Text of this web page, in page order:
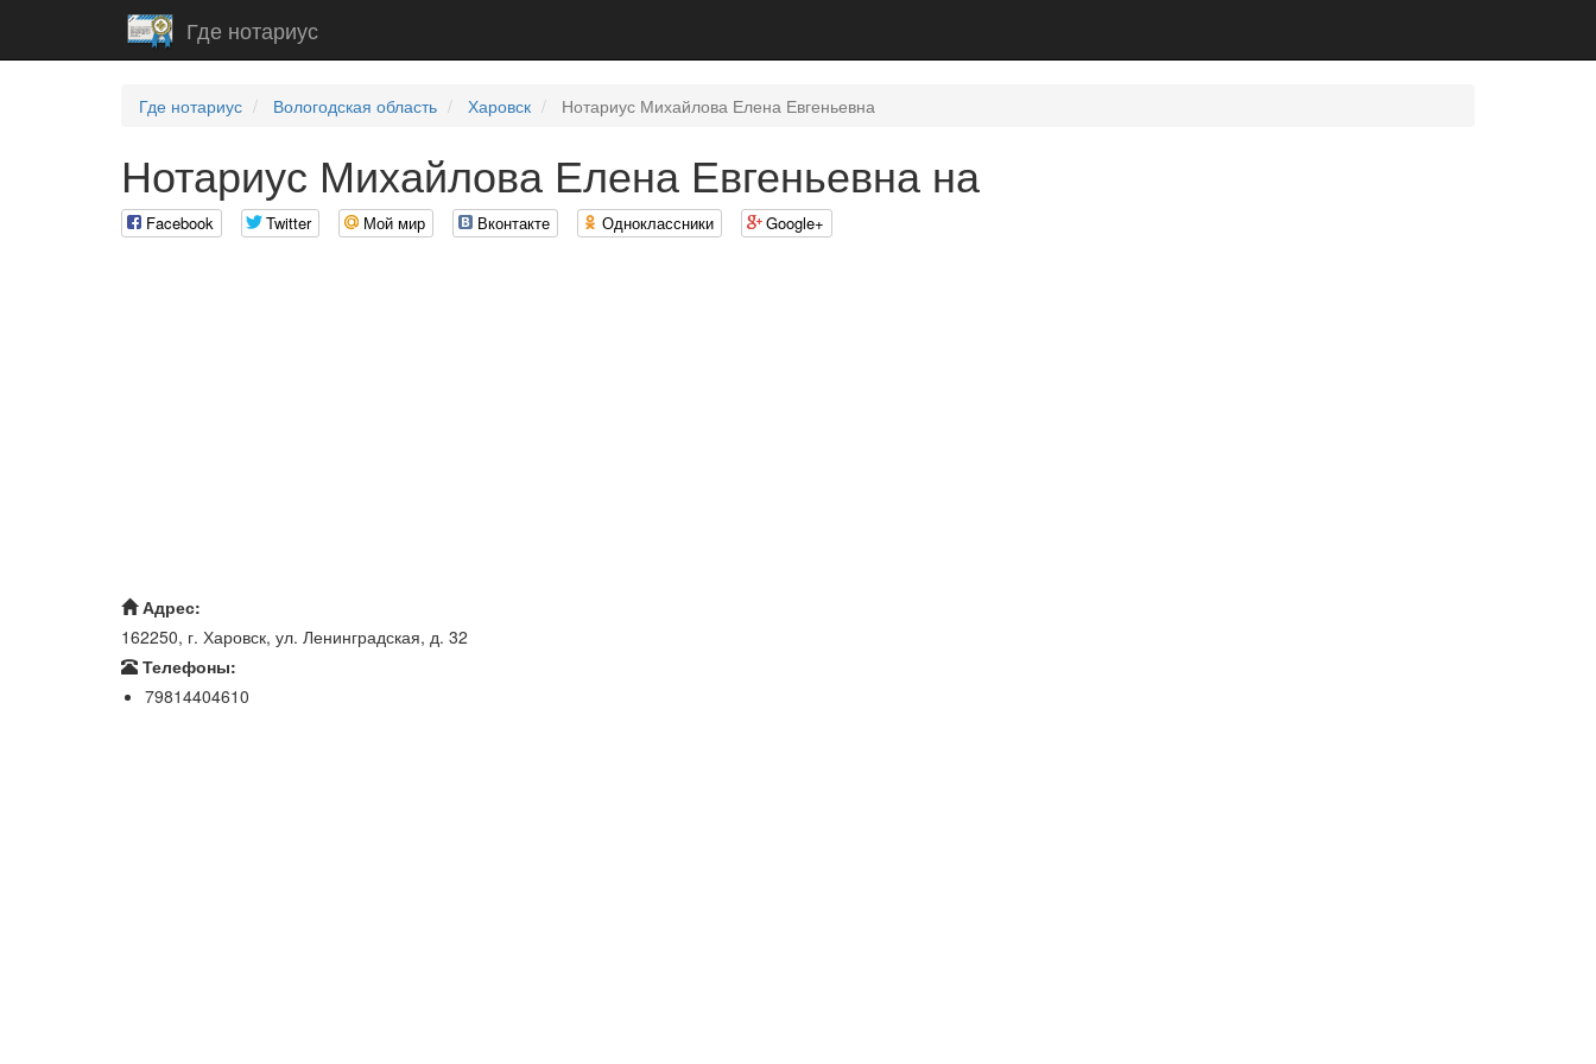
Где нотариус
Где нотариус Вологодская область Харовск Нотариус Михайлова Елена Евгеньевна
Нотариус Михайлова Елена Евгеньевна на
Facebook Twitter Мой мир Вконтакте Одноклассники Google+
Адрес:
162250, г. Харовск, ул. Ленинградская, д. 32
Телефоны:
79814404610